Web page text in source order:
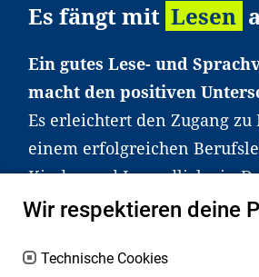
Es fängt mit Lesen
Ein gutes Lese- und
macht den positiven
Es erleichtert den Zugang
einem erfolgreichen
Kinder und Jugendliche in
haben aber große
an Familien sowie an
Wir respektieren deine
Technische Cookies